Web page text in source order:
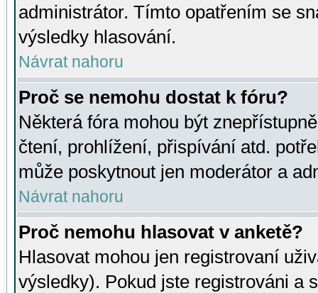
administrátor. Tímto opatřením se
výsledky hlasování.
Návrat nahoru
Proč se nemohu dostat k fóru?
Některá fóra mohou být
čtení, prohlížení, přispívání atd.
může poskytnout jen moderátor a
Návrat nahoru
Proč nemohu hlasovat v anketě?
Hlasovat mohou jen registrovaní
výsledky). Pokud jste registrováni a